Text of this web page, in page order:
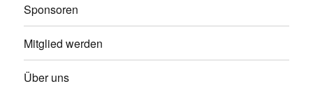
Sponsoren
Mitglied werden
Über uns